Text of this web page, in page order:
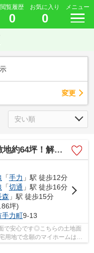
閲覧履歴
0
お気に入り
0
メニュー
変更
きなハウスメーカーさんで建築できます
「手力 」駅 徒歩12分
「切通 」駅 徒歩16分
森 」駅 徒歩15分
坪)
手力町9-13
で安心です◎こちらの土地面
用地で念願のマイホームはい